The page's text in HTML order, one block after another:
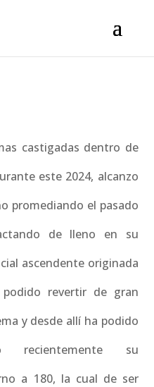
castigadas dentro de
este 2024, alcanzo
promediando el pasado
de lleno en su
ascendente originada
revertir de gran
y desde allí ha podido
recientemente su
a 180, la cual de ser